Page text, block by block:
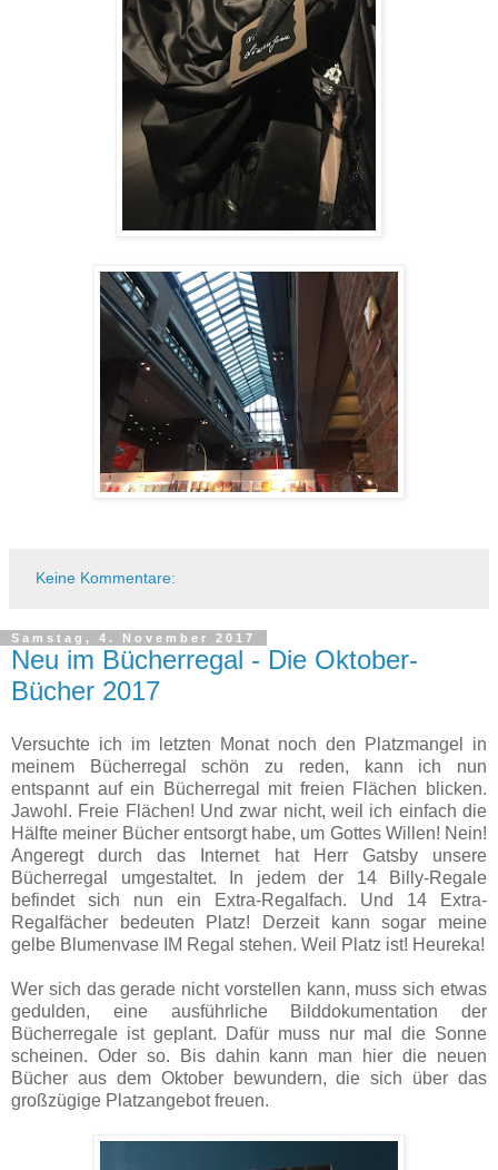
Keine Kommentare:
Samstag, 4. November 2017
Neu im Bücherregal - Die Oktober-
Bücher 2017
Versuchte ich im letzten Monat noch den Platzmangel in
meinem Bücherregal schön zu reden, kann ich nun
entspannt auf ein Bücherregal mit freien Flächen blicken.
Jawohl. Freie Flächen! Und zwar nicht, weil ich einfach die
Hälfte meiner Bücher entsorgt habe, um Gottes Willen! Nein!
Angeregt durch das Internet hat Herr Gatsby unsere
Bücherregal umgestaltet. In jedem der 14 Billy-Regale
befindet sich nun ein Extra-Regalfach. Und 14 Extra-
Regalfächer bedeuten Platz! Derzeit kann sogar meine
gelbe Blumenvase IM Regal stehen. Weil Platz ist! Heureka!
Wer sich das gerade nicht vorstellen kann, muss sich etwas
gedulden, eine ausführliche Bilddokumentation der
Bücherregale ist geplant. Dafür muss nur mal die Sonne
scheinen. Oder so. Bis dahin kann man hier die neuen
Bücher aus dem Oktober bewundern, die sich über das
großzügige Platzangebot freuen.